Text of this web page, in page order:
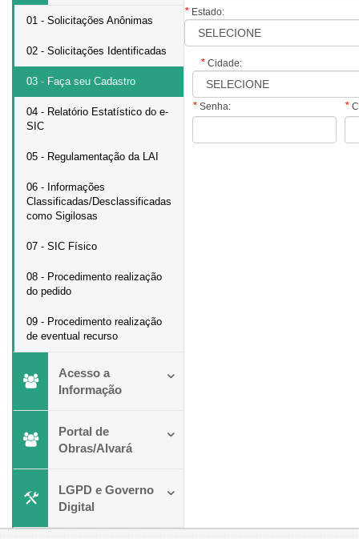
01 - Solicitações Anônimas
02 - Solicitações Identificadas
03 - Faça seu Cadastro
04 - Relatório Estatístico do e-
SIC
05 - Regulamentação da LAI
06 - Informações
Classificadas/Desclassificadas
como Sigilosas
07 - SIC Físico
08 - Procedimento realização
do pedido
09 - Procedimento realização
de eventual recurso
Acesso a
Informação
Portal de
Obras/Alvará
LGPD e Governo
Digital
* Estado:
* Cidade:
* Senha: *